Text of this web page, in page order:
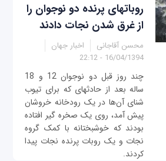
روبات‎های پرنده‎ دو نوجوان را
از غرق شدن نجات دادند
محسن آقاجانی
اخبار جهان
16/04/1394 - 22:12
چند روز قبل دو نوجوان 12 و 18
ساله بعد از حادثه‎ای که برای تیوب
شنای آن‌ها در یک رودخانه خروشان
پیش آمد، روی یک صخره گیر افتاده
بودند که خوشبختانه با کمک گروه
نجات و یک روبات پرنده نجات پیدا
کردند.